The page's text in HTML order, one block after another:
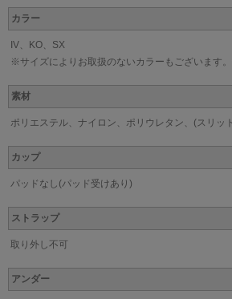
カラー
IV、KO、SX
※サイズによりお取扱のないカラーもございます。
素材
ポリエステル、ナイロン、ポリウレタン、(スリッ
カップ
パッドなし(パッド受けあり)
ストラップ
取り外し不可
アンダー